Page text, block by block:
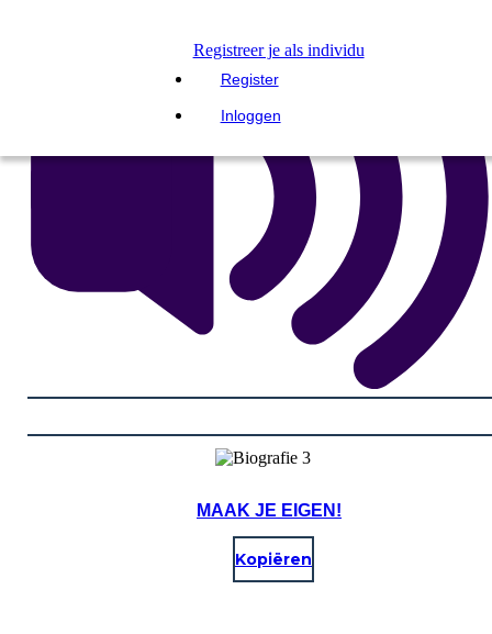
Registreer je als individu
Register
Inloggen
MAAK JE EIGEN!
Kopiëren